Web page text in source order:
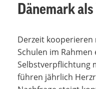
Dänemark
Derzeit
Schulen im
Selbstverpflichtung
führen jährlich